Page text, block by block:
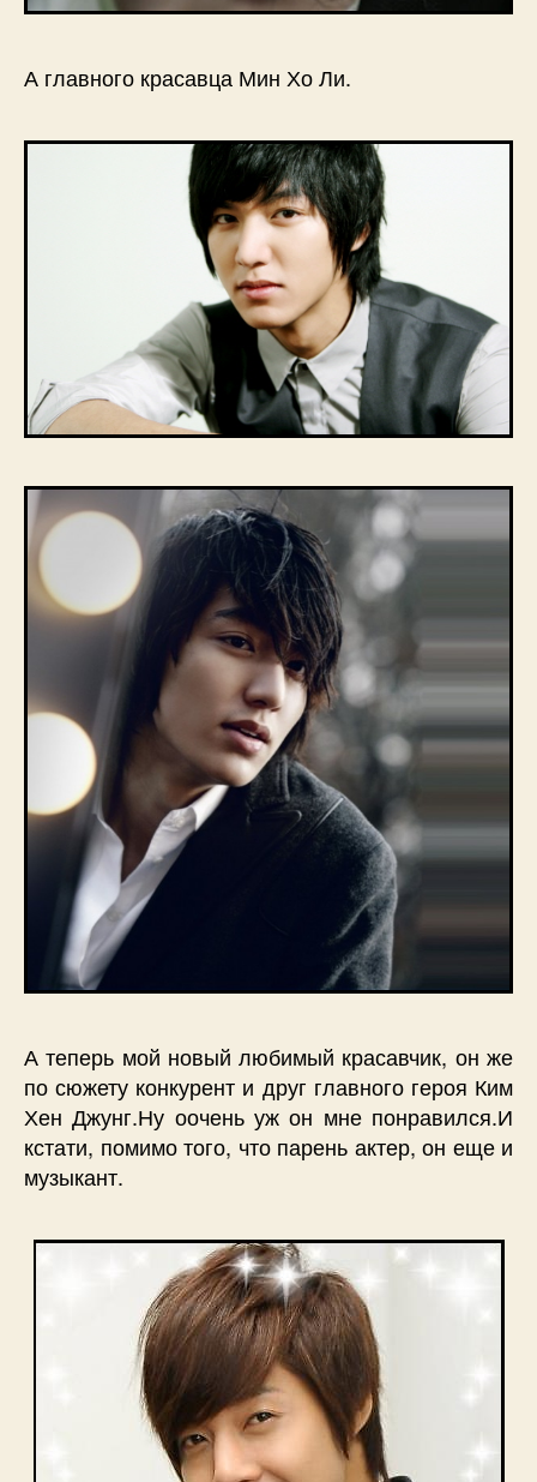
А главного красавца Мин Хо Ли.
А теперь мой новый любимый красавчик, он же
по сюжету конкурент и друг главного героя Ким
Хен Джунг.Ну оочень уж он мне понравился.И
кстати, помимо того, что парень актер, он еще и
музыкант.